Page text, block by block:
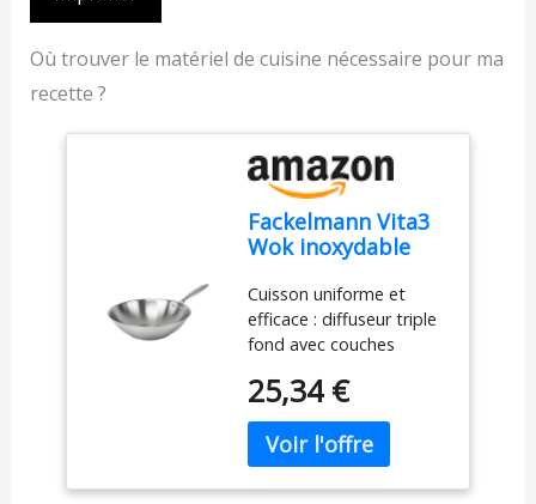
Où trouver le matériel de cuisine nécessaire pour ma
recette ?
Fackelmann Vita3
Wok inoxydable
diffuseur, sans
adhésif, sans PFA,
convient pour
induction, gaz,
vitro et four,
étanchéité
parfaite, lave-
vaisselle 28 cm
Cuisson uniforme et
efficace : diffuseur triple
fond avec couches
d'aluminium qui répartit
la chaleur uniformément,
idéal pour sceller les
viandes et obtenir des
dorures intenses.
25,34 €